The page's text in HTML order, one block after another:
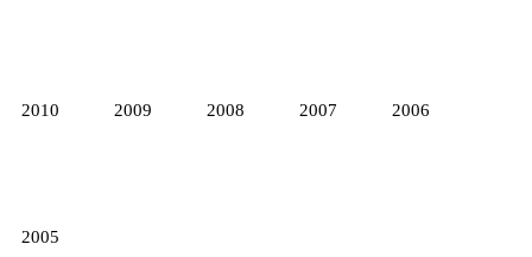
2010 2009 2008 2007 2006
2005